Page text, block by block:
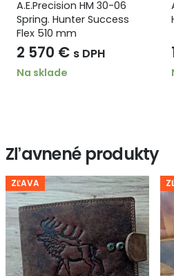
A.E.Precision HM 30-06
Spring. Hunter Success
Flex 510 mm
2 570 € s DPH
Na sklade
Zľavnené produkty
ZĽAVA